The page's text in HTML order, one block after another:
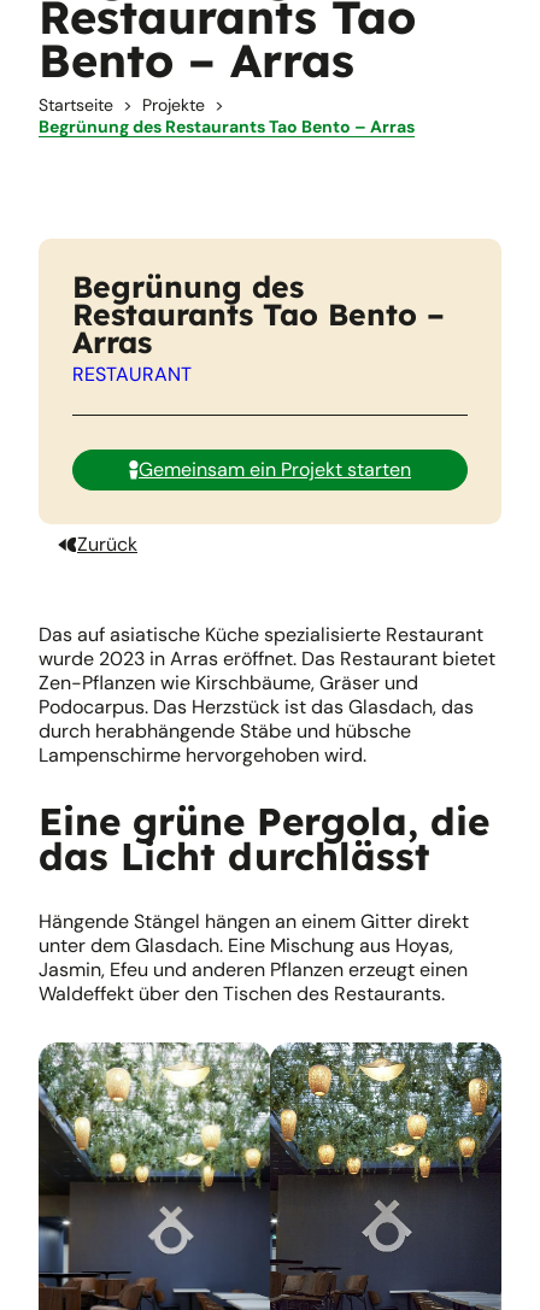
Restaurants Tao
Bento – Arras
Startseite
Projekte
Begrünung des Restaurants Tao Bento – Arras
Begrünung des
Restaurants Tao Bento –
Arras
RESTAURANT
Gemeinsam ein Projekt starten
Zurück
Das auf asiatische Küche spezialisierte Restaurant
wurde 2023 in Arras eröffnet. Das Restaurant bietet
Zen-Pflanzen wie Kirschbäume, Gräser und
Podocarpus. Das Herzstück ist das Glasdach, das
durch herabhängende Stäbe und hübsche
Lampenschirme hervorgehoben wird.
Eine grüne Pergola, die
das Licht durchlässt
Hängende Stängel hängen an einem Gitter direkt
unter dem Glasdach. Eine Mischung aus Hoyas,
Jasmin, Efeu und anderen Pflanzen erzeugt einen
Waldeffekt über den Tischen des Restaurants.